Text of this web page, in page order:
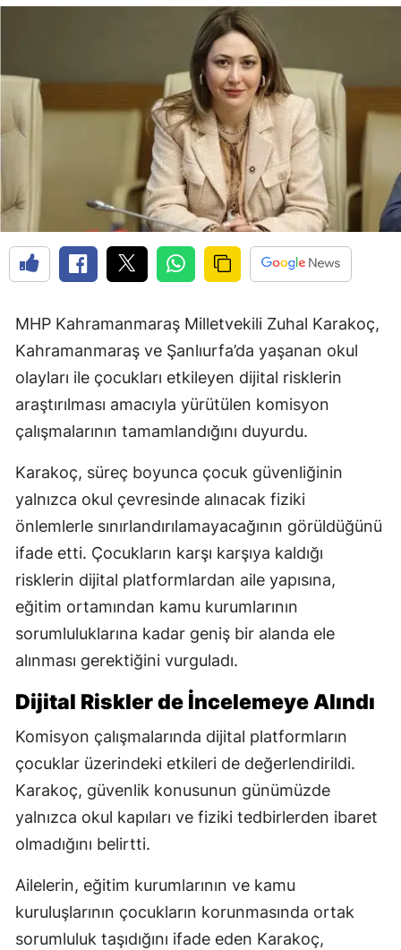
MHP Kahramanmaraş Milletvekili Zuhal Karakoç,
Kahramanmaraş ve Şanlıurfa’da yaşanan okul
olayları ile çocukları etkileyen dijital risklerin
araştırılması amacıyla yürütülen komisyon
çalışmalarının tamamlandığını duyurdu.
Karakoç, süreç boyunca çocuk güvenliğinin
yalnızca okul çevresinde alınacak fiziki
önlemlerle sınırlandırılamayacağının görüldüğünü
ifade etti. Çocukların karşı karşıya kaldığı
risklerin dijital platformlardan aile yapısına,
eğitim ortamından kamu kurumlarının
sorumluluklarına kadar geniş bir alanda ele
alınması gerektiğini vurguladı.
Dijital Riskler de İncelemeye Alındı
Komisyon çalışmalarında dijital platformların
çocuklar üzerindeki etkileri de değerlendirildi.
Karakoç, güvenlik konusunun günümüzde
yalnızca okul kapıları ve fiziki tedbirlerden ibaret
olmadığını belirtti.
Ailelerin, eğitim kurumlarının ve kamu
kuruluşlarının çocukların korunmasında ortak
sorumluluk taşıdığını ifade eden Karakoç,